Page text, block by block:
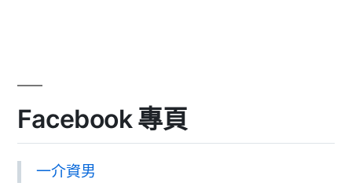
Facebook 專頁
一介資男